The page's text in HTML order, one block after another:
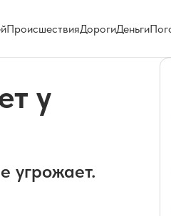
ПроисшествияДорогиДеньги
у
угрожает.